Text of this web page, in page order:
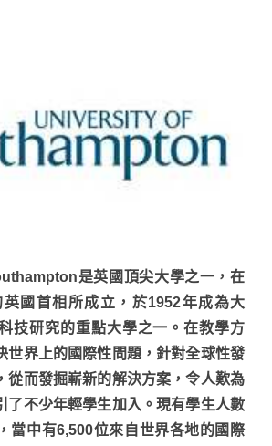
是英國頂尖大學之一，在
英國首相所成立，於1952年成為大
技研究的重點大學之一。在教學方
世界上的國際性問題，針對全球性發
從而發掘嶄新的解決方案，令人歎為
了不少年輕學生加入。現有學生人數
當中有6,500位來自世界各地的國際